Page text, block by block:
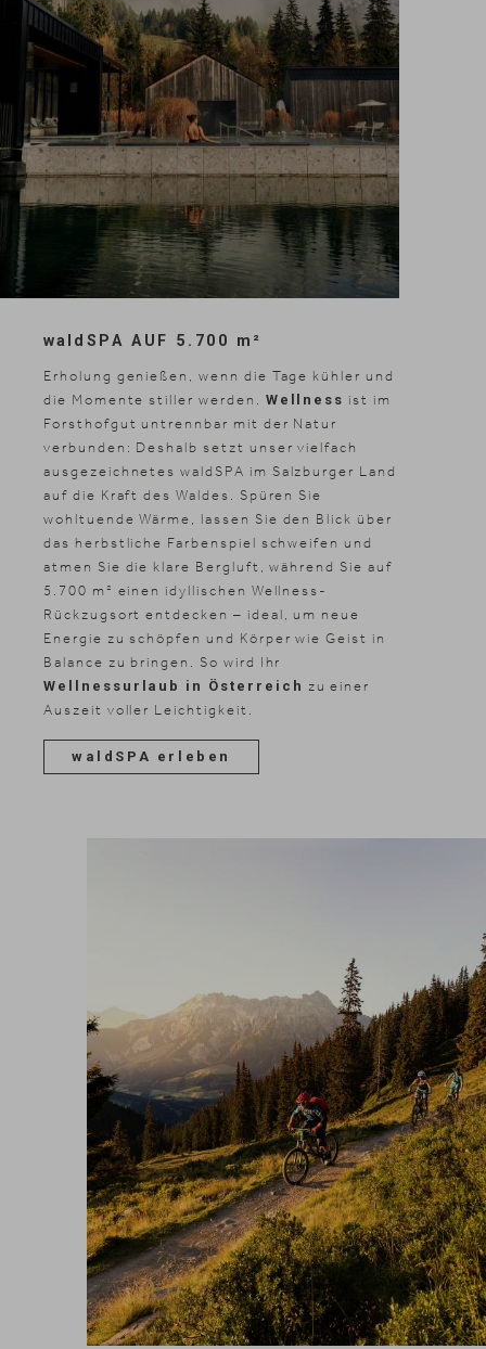
wald SPA AUF 5.700 m ²
Erholung genießen, wenn die Tage kühler und
die Momente stiller werden. Wellness ist im
Forsthofgut untrennbar mit der Natur
verbunden: Deshalb setzt unser vielfach
ausgezeichnetes waldSPA im Salzburger Land
auf die Kraft des Waldes. Spüren Sie
wohltuende Wärme, lassen Sie den Blick über
das herbstliche Farbenspiel schweifen und
atmen Sie die klare Bergluft, während Sie auf
5.700 m² einen idyllischen Wellness-
Rückzugsort entdecken – ideal, um neue
Energie zu schöpfen und Körper wie Geist in
Balance zu bringen. So wird Ihr
Wellnessurlaub in Österreich zu einer
Auszeit voller Leichtigkeit.
waldSPA erleben